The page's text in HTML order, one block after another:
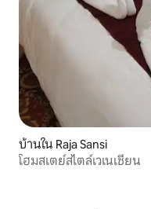
บ้านใน Raja Sansi
โฮมสเตย์สไตล์เวเนเชียน